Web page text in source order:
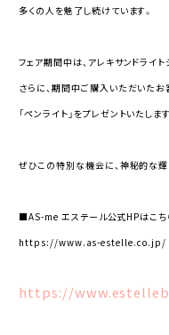
多くの人を魅了し続けています。
フェア期間中は、アレキサンドライ
さらに、期間中ご購入いただいた
「ペンライト」をプレゼントいたします
ぜひこの特別な機会に、神秘的な輝
■AS-me エステール公式HPはこち
https://www.as-estelle.co.jp/
https://